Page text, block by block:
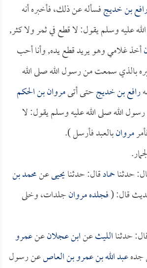
بن خديجفسأله عن ذلك، فأخبره أنه
عليه وسلم يقول: لا قطع في ثمر ولا كثر,
أخذ غلامي وهو يريد قطع يده, وأنا أحب
بالذي سمعت من رسول الله صلى الله
رافع بن خديجحتى أتىمروان بن الحكم
الله صلى الله عليه وسلم يقول: لا
مروانبالعبد فأرسل ).
حدثناحمادقال: حدثنايحيىعنمحمد بن
قال: (فجلدهمروانجلدات، وخلى
حدثناالليثعنابن عجلانعنعمرو
جدهعبد الله بن عمرو بن العاصعن رسول